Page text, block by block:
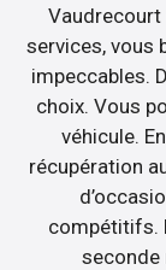
Vaudrecourt
services, vous
impeccables.
choix. Vous
véhicule.
récupération
compétitifs.
seconde